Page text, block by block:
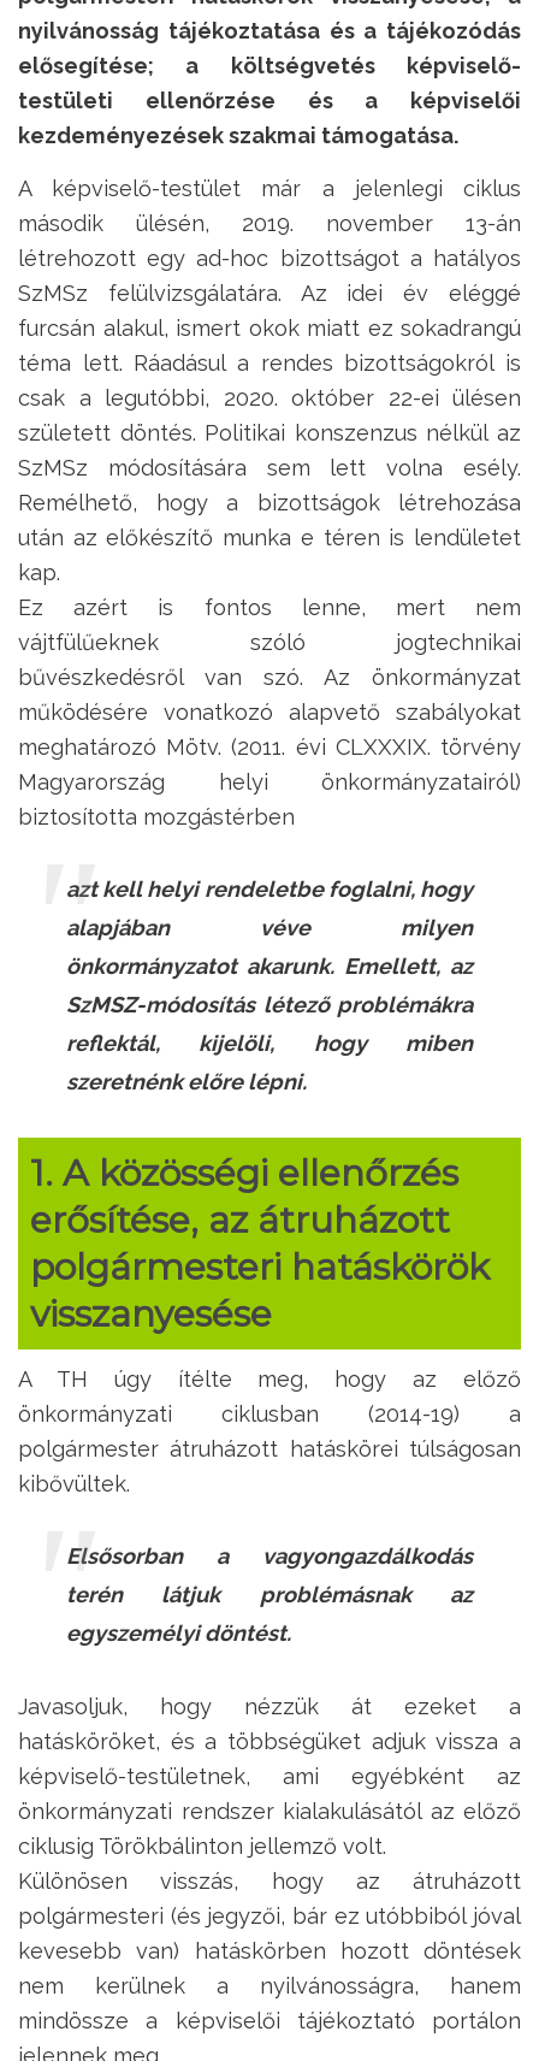
nyilvánosság tájékoztatása és a tájékozódás
elősegítése; a költségvetés képviselő-
testületi ellenőrzése és a képviselői
kezdeményezések szakmai támogatása.
A képviselő-testület már a jelenlegi ciklus
második ülésén, 2019. november 13-án
létrehozott egy ad-hoc bizottságot a hatályos
SzMSz felülvizsgálatára. Az idei év eléggé
furcsán alakul, ismert okok miatt ez sokadrangú
téma lett. Ráadásul a rendes bizottságokról is
csak a legutóbbi, 2020. október 22-ei ülésen
született döntés. Politikai konszenzus nélkül az
SzMSz módosítására sem lett volna esély.
Remélhető, hogy a bizottságok létrehozása
után az előkészítő munka e téren is lendületet
kap.
Ez azért is fontos lenne, mert nem
vájtfülűeknek szóló jogtechnikai
bűvészkedésről van szó. Az önkormányzat
működésére vonatkozó alapvető szabályokat
meghatározó Mötv. (2011. évi CLXXXIX. törvény
Magyarország helyi önkormányzatairól)
biztosította mozgástérben
azt kell helyi rendeletbe foglalni, hogy
alapjában véve milyen
önkormányzatot akarunk. Emellett, az
SzMSZ-módosítás létező problémákra
reflektál, kijelöli, hogy miben
szeretnénk előre lépni.
1. A közösségi ellenőrzés
erősítése, az átruházott
polgármesteri hatáskörök
visszanyesése
A TH úgy ítélte meg, hogy az előző
önkormányzati ciklusban (2014-19) a
polgármester átruházott hatáskörei túlságosan
kibővültek.
Elsősorban a vagyongazdálkodás
terén látjuk problémásnak az
egyszemélyi döntést.
Javasoljuk, hogy nézzük át ezeket a
hatásköröket, és a többségüket adjuk vissza a
képviselő-testületnek, ami egyébként az
önkormányzati rendszer kialakulásától az előző
ciklusig Törökbálinton jellemző volt.
Különösen visszás, hogy az átruházott
polgármesteri (és jegyzői, bár ez utóbbiból jóval
kevesebb van) hatáskörben hozott döntések
nem kerülnek a nyilvánosságra, hanem
mindössze a képviselői tájékoztató portálon
jelennek meg.